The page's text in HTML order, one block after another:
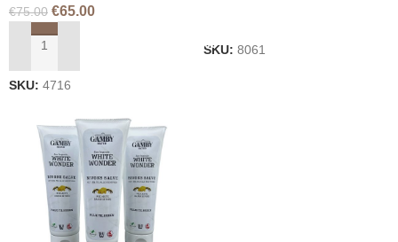
€75.00 €65.00
IN DEN WARENKORB LEGEN
SKU: 4716
SKU: 8061